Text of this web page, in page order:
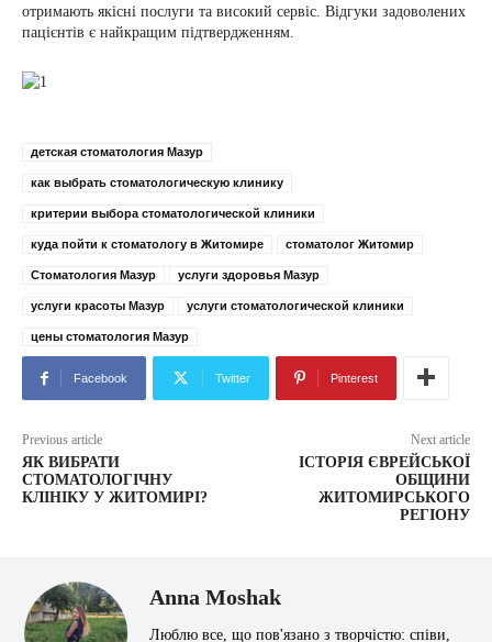
отримають якісні послуги та високий сервіс. Відгуки задоволених
пацієнтів є найкращим підтвердженням.
детская стоматология Мазур
как выбрать стоматологическую клинику
критерии выбора стоматологической клиники
куда пойти к стоматологу в Житомире стоматолог Житомир
Стоматология Мазур услуги здоровья Мазур
услуги красоты Мазур услуги стоматологической клиники
цены стоматология Мазур
Facebook Twitter Pinterest
Previous article
ЯК ВИБРАТИ
СТОМАТОЛОГІЧНУ
КЛІНІКУ У ЖИТОМИРІ?
Next article
ІСТОРІЯ ЄВРЕЙСЬКОЇ
ОБЩИНИ
ЖИТОМИРСЬКОГО
РЕГІОНУ
Anna Moshak
Люблю все, що пов'язано з творчістю: співи,